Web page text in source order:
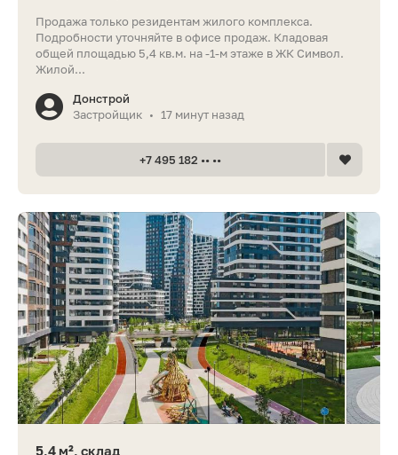
Продажа только резидентам жилого комплекса.
Подробности уточняйте в офисе продаж. Кладовая
общей площадью 5,4 кв.м. на -1-м этаже в ЖК Символ.
Жилой...
Донстрой
Застройщик • 17 минут назад
+7 495 182 •• ••
5,4 м², склад